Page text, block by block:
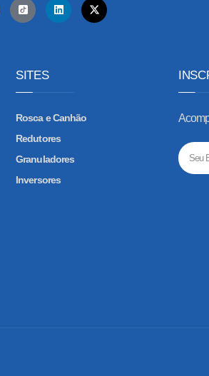
SITES
Rosca e Canhão
Redutores
Granuladores
Inversores